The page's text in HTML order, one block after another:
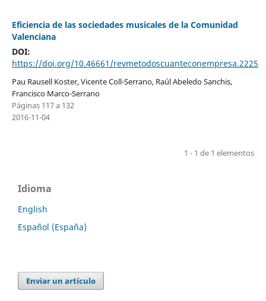
Eficiencia de las sociedades musicales de la Comunidad
Valenciana
DOI:
https://doi.org/10.46661/revmetodoscuanteconempresa.2225
Pau Rausell Koster, Vicente Coll-Serrano, Raúl Abeledo Sanchis,
Francisco Marco-Serrano
Páginas 117 a 132
2016-11-04
1 - 1 de 1 elementos
Idioma
English
Español (España)
Enviar un artículo